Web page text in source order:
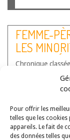
Pour offrir les
telles que les
appareils. Le fait de
des données telles
Université
sont au cœur
la France
consacrée aux
FEMME-
LES
NOS
Chronique